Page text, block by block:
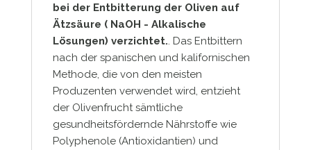
bei der Entbitterung der Oliven auf
Ätzsäure ( NaOH - Alkalische
Lösungen) verzichtet.. Das Entbittern
nach der spanischen und kalifornischen
Methode, die von den meisten
Produzenten verwendet wird, entzieht
der Olivenfrucht sämtliche
gesundheitsfördernde Nährstoffe wie
Polyphenole (Antioxidantien) und